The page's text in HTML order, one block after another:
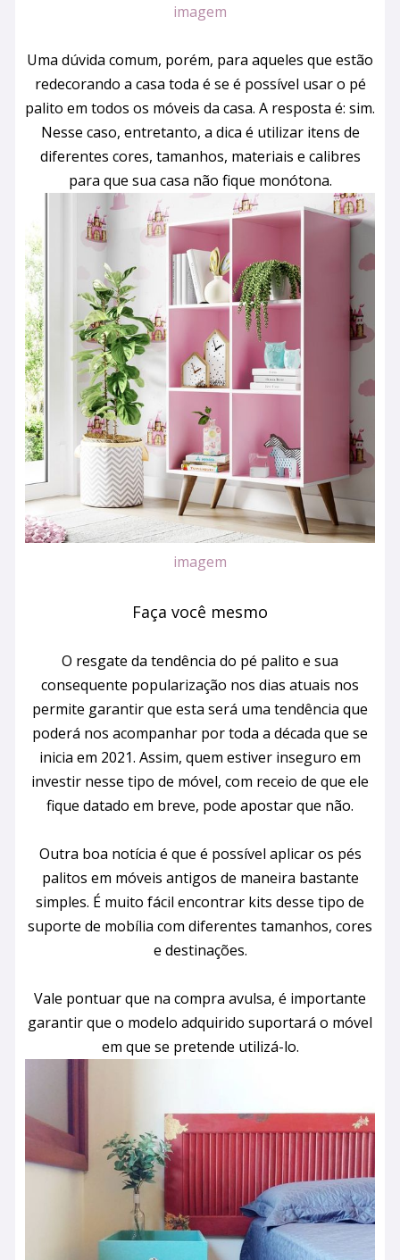
imagem
Uma dúvida comum, porém, para aqueles que estão
redecorando a casa toda é se é possível usar o pé
palito em todos os móveis da casa. A resposta é: sim.
Nesse caso, entretanto, a dica é utilizar itens de
diferentes cores, tamanhos, materiais e calibres
para que sua casa não fique monótona.
imagem
Faça você mesmo
O resgate da tendência do pé palito e sua
consequente popularização nos dias atuais nos
permite garantir que esta será uma tendência que
poderá nos acompanhar por toda a década que se
inicia em 2021. Assim, quem estiver inseguro em
investir nesse tipo de móvel, com receio de que ele
fique datado em breve, pode apostar que não.
Outra boa notícia é que é possível aplicar os pés
palitos em móveis antigos de maneira bastante
simples. É muito fácil encontrar kits desse tipo de
suporte de mobília com diferentes tamanhos, cores
e destinações.
Vale pontuar que na compra avulsa, é importante
garantir que o modelo adquirido suportará o móvel
em que se pretende utilizá-lo.